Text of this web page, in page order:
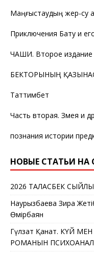
Маңғыстаудың жер-су
Приключения Бату и
ЧАШИ. Второе издание
БЕКТОРЫНЫҢ
Таттимбет
Часть вторая. Змея и
познания истории
НОВЫЕ СТАТЬИ НА
2026 ТАЛАСБЕК
Наурызбаева Зира
Өмірбаян
Гүлзат Қанат. КҮЙ
РОМАНЫН